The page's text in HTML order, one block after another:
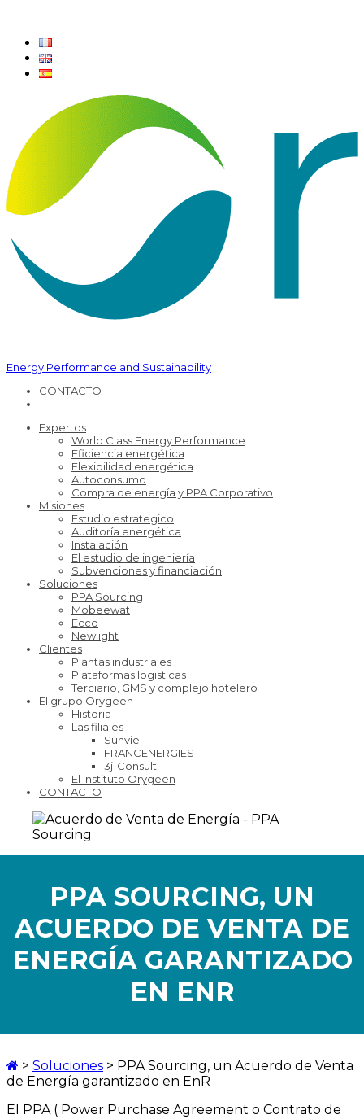
Energy Performance and Sustainability
CONTACTO
Expertos
World Class Energy Performance
Eficiencia energética
Flexibilidad energética
Autoconsumo
Compra de energía y PPA Corporativo
Misiones
Estudio estrategico
Auditoría energética
Instalación
El estudio de ingeniería
Subvenciones y financiación
Soluciones
PPA Sourcing
Mobeewat
Ecco
Newlight
Clientes
Plantas industriales
Plataformas logisticas
Terciario, GMS y complejo hotelero
El grupo Orygeen
Historia
Las filiales
Sunvie
FRANCENERGIES
3j-Consult
El Instituto Orygeen
CONTACTO
PPA SOURCING, UN
ACUERDO DE VENTA DE
ENERGÍA GARANTIZADO
EN ENR
> Soluciones > PPA Sourcing, un Acuerdo de Venta
de Energía garantizado en EnR
El PPA ( Power Purchase Agreement o Contrato de